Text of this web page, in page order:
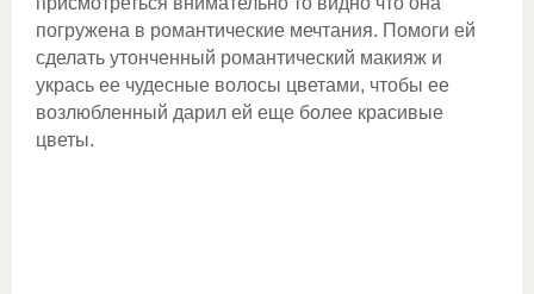
погружена в романтические мечтания. Помоги ей
сделать утонченный романтический макияж и
укрась ее чудесные волосы цветами, чтобы ее
возлюбленный дарил ей еще более красивые
цветы.